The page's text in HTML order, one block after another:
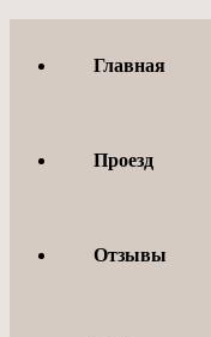
содержимомуГлавная
Проезд
Отзывы